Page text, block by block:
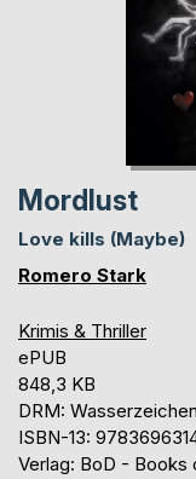
Mordlust
Love kills (Maybe)
Romero Stark
Krimis & Thriller
ePUB
848,3 KB
DRM: Wasserzeichen
ISBN-13:
Verlag: BoD - Books